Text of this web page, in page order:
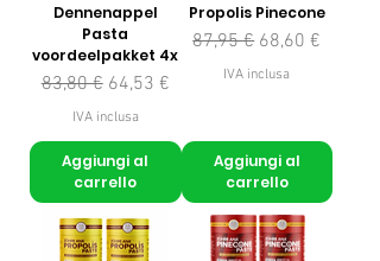
Dennenappel
Pasta
voordeelpakket 4x
Prezzo regolare
83,80 € Prezzo scontato
64,53 €
IVA inclusa
Aggiungi al
carrello
Propolis Pinecone
Prezzo regolare
87,95 € Prezzo scontato
68,60 €
IVA inclusa
Aggiungi al
carrello